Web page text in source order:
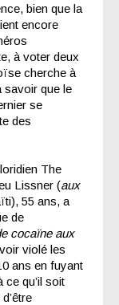
bien que la
encore
à voter deux
cherche à
savoir que le
se
des
The
Lissner (aux
55 ans, a
de
cocaïne aux
violé les
ans en fuyant
ce qu’il soit